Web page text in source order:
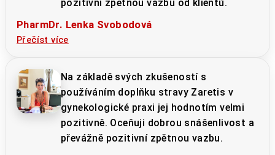
pozitivní zpětnou vazbu od klientů.
PharmDr. Lenka Svobodová
Přečíst více
Na základě svých zkušeností s
používáním doplňku stravy Zaretis v
gynekologické praxi jej hodnotím velmi
pozitivně. Oceňuji dobrou snášenlivost a
převážně pozitivní zpětnou vazbu.